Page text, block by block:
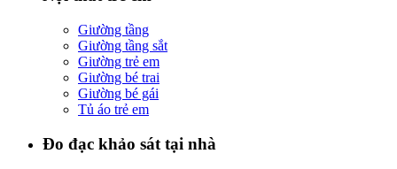
Giường tầng
Giường tầng sắt
Giường trẻ em
Giường bé trai
Giường bé gái
Tủ áo trẻ em
Đo đạc khảo sát tại nhà